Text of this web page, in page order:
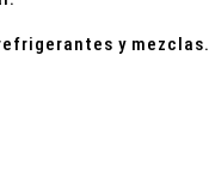
y mezclas.